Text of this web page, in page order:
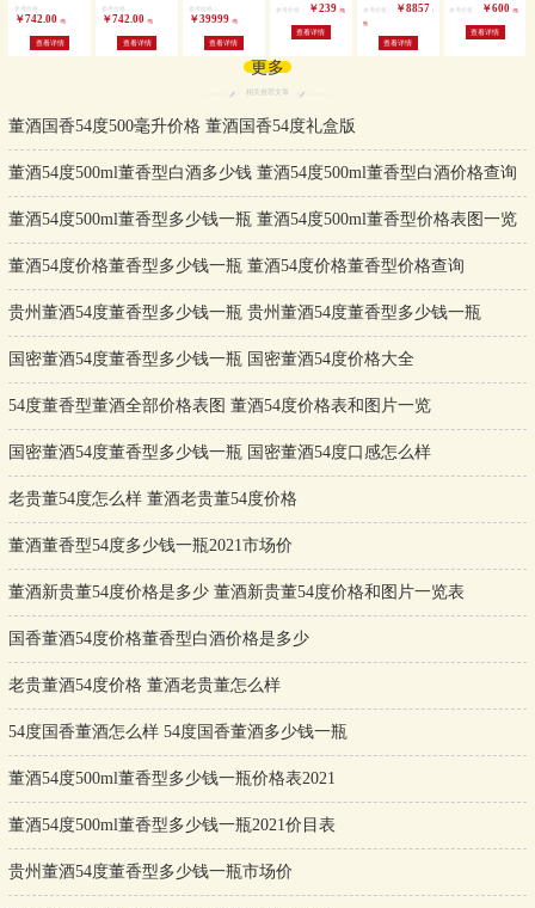
￥742.00 /瓶
查看详情
￥742.00 /瓶
查看详情
￥39999 /瓶
查看详情
￥239 /瓶
查看详情
￥8857 /
瓶
查看详情
￥600 /瓶
查看详情
更多
相关推荐文章
董酒国香54度500毫升价格 董酒国香54度礼盒版
董酒54度500ml董香型白酒多少钱 董酒54度500ml董香型白酒价格查询
董酒54度500ml董香型多少钱一瓶 董酒54度500ml董香型价格表图一览
董酒54度价格董香型多少钱一瓶 董酒54度价格董香型价格查询
贵州董酒54度董香型多少钱一瓶 贵州董酒54度董香型多少钱一瓶
国密董酒54度董香型多少钱一瓶 国密董酒54度价格大全
54度董香型董酒全部价格表图 董酒54度价格表和图片一览
国密董酒54度董香型多少钱一瓶 国密董酒54度口感怎么样
老贵董54度怎么样 董酒老贵董54度价格
董酒董香型54度多少钱一瓶2021市场价
董酒新贵董54度价格是多少 董酒新贵董54度价格和图片一览表
国香董酒54度价格董香型白酒价格是多少
老贵董酒54度价格 董酒老贵董怎么样
54度国香董酒怎么样 54度国香董酒多少钱一瓶
董酒54度500ml董香型多少钱一瓶价格表2021
董酒54度500ml董香型多少钱一瓶2021价目表
贵州董酒54度董香型多少钱一瓶市场价